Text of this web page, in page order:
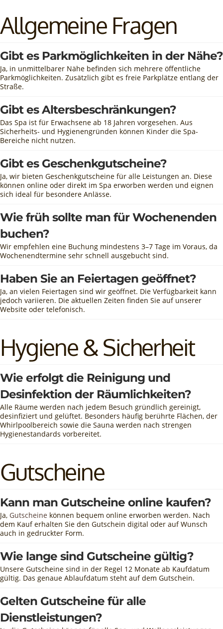
Allgemeine Fragen
Gibt es Parkmöglichkeiten in der Nähe?
Ja, in unmittelbarer Nähe befinden sich mehrere öffentliche
Parkmöglichkeiten. Zusätzlich gibt es freie Parkplätze entlang der
Straße.
Gibt es Altersbeschränkungen?
Das Spa ist für Erwachsene ab 18 Jahren vorgesehen. Aus
Sicherheits- und Hygienengründen können Kinder die Spa-
Bereiche nicht nutzen.
Gibt es Geschenkgutscheine?
Ja, wir bieten Geschenkgutscheine für alle Leistungen an. Diese
können online oder direkt im Spa erworben werden und eignen
sich ideal für besondere Anlässe.
Wie früh sollte man für Wochenenden
buchen?
Wir empfehlen eine Buchung mindestens 3–7 Tage im Voraus, da
Wochenendtermine sehr schnell ausgebucht sind.
Haben Sie an Feiertagen geöffnet?
Ja, an vielen Feiertagen sind wir geöffnet. Die Verfügbarkeit kann
jedoch variieren. Die aktuellen Zeiten finden Sie auf unserer
Website oder telefonisch.
Hygiene & Sicherheit
Wie erfolgt die Reinigung und
Desinfektion der Räumlichkeiten?
Alle Räume werden nach jedem Besuch gründlich gereinigt,
desinfiziert und gelüftet. Besonders häufig berührte Flächen, der
Whirlpoolbereich sowie die Sauna werden nach strengen
Hygienestandards vorbereitet.
Gutscheine
Kann man Gutscheine online kaufen?
Ja, Gutscheine können bequem online erworben werden. Nach
dem Kauf erhalten Sie den Gutschein digital oder auf Wunsch
auch in gedruckter Form.
Wie lange sind Gutscheine gültig?
Unsere Gutscheine sind in der Regel 12 Monate ab Kaufdatum
gültig. Das genaue Ablaufdatum steht auf dem Gutschein.
Gelten Gutscheine für alle
Dienstleistungen?